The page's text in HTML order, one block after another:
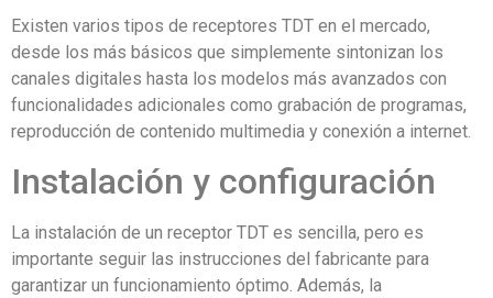
Existen varios tipos de receptores TDT en el mercado,
desde los más básicos que simplemente sintonizan los
canales digitales hasta los modelos más avanzados con
funcionalidades adicionales como grabación de programas,
reproducción de contenido multimedia y conexión a internet.
Instalación y configuración
La instalación de un receptor TDT es sencilla, pero es
importante seguir las instrucciones del fabricante para
garantizar un funcionamiento óptimo. Además, la